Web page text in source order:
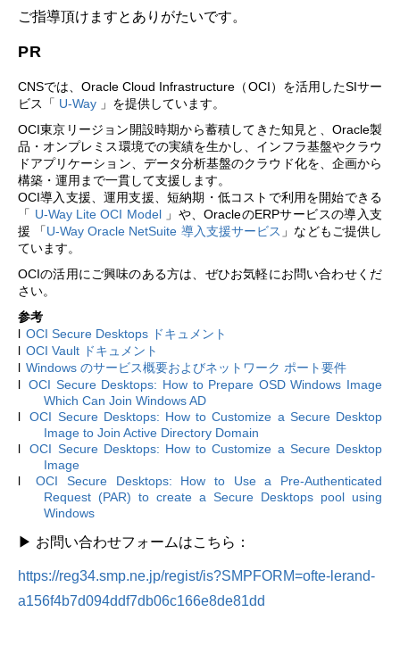
ご指導頂けますとありがたいです。
PR
CNSでは、Oracle Cloud Infrastructure （OCI）を活用したSIサー
ビス「 U-Way 」を提供しています。
OCI東京リージョン開設時期から蓄積してきた知見と、 Oracle製
品・オンプレミス環境での実績を生かし、インフラ基盤やクラウ
ドアプリケーション、データ分析基盤のクラウド化を、企画から
構築・運用まで一貫して支援します。
OCI導入支援、運用支援、短納期・低コストで利用を開始できる
「 U-Way Lite OCI Model 」や、OracleのERPサービスの導入支
援 「U-Way Oracle NetSuite 導入支援サービス 」などもご提供し
ています。
OCIの活用にご興味のある方は、ぜひお気軽にお問い合わせくだ
さい。
参考
l OCI Secure Desktops ドキュメント
l OCI Vault ドキュメント
l Windows のサービス概要およびネットワーク ポート要件
l OCI Secure Desktops: How to Prepare OSD Windows Image
Which Can Join Windows AD
l
OCI Secure Desktops: How to Customize a Secure Desktop
Image to Join Active Directory Domain
l
OCI Secure Desktops: How to Customize a Secure Desktop
Image
l
OCI Secure Desktops: How to Use a Pre-Authenticated
Request (PAR) to create a Secure Desktops pool using
Windows
▶ お問い合わせフォームはこちら：
https://reg34.smp.ne.jp/regist/is?SMPFORM=ofte-lerand-
a156f4b7d094ddf7db06c166e8de81dd